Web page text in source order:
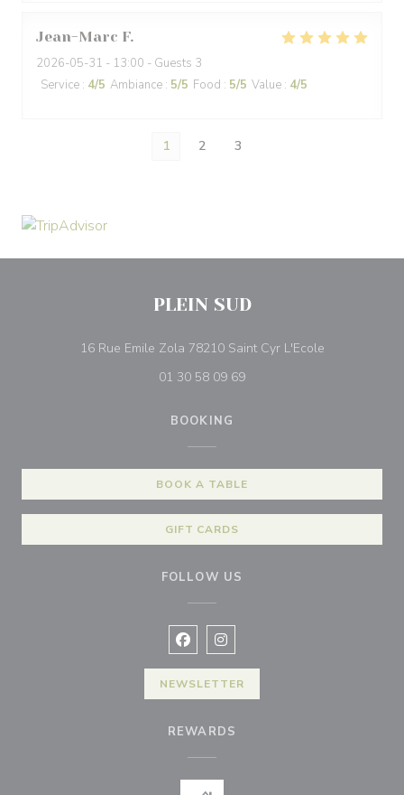
Jean-Marc F
2026-05-31 - 13:00 - Guests 3
Service : 4/5 Ambiance : 5/5 Food : 5/5 Value : 4/5
1 2 3
PLEIN SUD
16 Rue Emile Zola 78210 Saint Cyr L'Ecole((opens in a
01 30 58 09 69
BOOKING
BOOK A TABLE
GIFT CARDS
FOLLOW US
Facebook ((opens in a new
Instagram ((opens in a new
NEWSLETTER
REWARDS